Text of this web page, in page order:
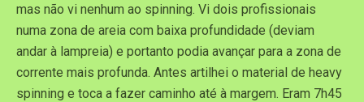
mas não vi nenhum ao spinning. Vi dois profissionais
numa zona de areia com baixa profundidade (deviam
andar à lampreia) e portanto podia avançar para a zona de
corrente mais profunda. Antes artilhei o material de heavy
spinning e toca a fazer caminho até à margem. Eram 7h45